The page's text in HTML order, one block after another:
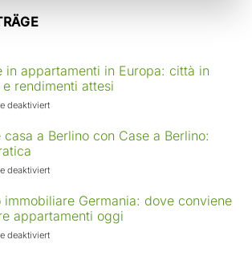
in appartamenti in Europa: città in
rendimenti attesi
deaktiviertfür
in
Europa:
in
crescita
rendimenti
a Berlino con Case a Berlino:
deaktiviertfür
casa
a
Berlino
con
immobiliare Germania: dove conviene
appartamenti oggi
deaktiviertfür